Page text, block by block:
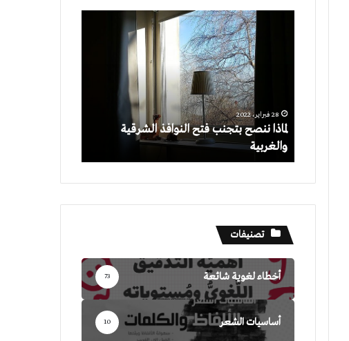
28 فبراير، 2022
لماذا ننصح بتجنب فتح النوافذ الشرقية
والغربية
تصنيفات
أخطاء لغوية شائعة 73
أساسيات الشعر 10